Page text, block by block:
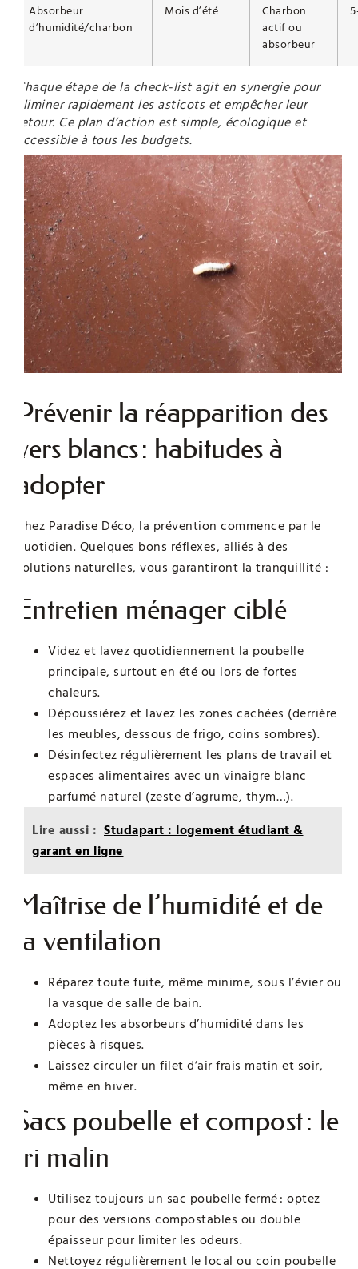
Absorbeur
d’humidité/charbon
Mois d’été
Charbon
actif ou
absorbeur
Chaque étape de la check-list agit en synergie pour
éliminer rapidement les asticots et empêcher leur
retour. Ce plan d’action est simple, écologique et
accessible à tous les budgets.
Prévenir la réapparition des
vers blancs : habitudes à
adopter
Chez Paradise Déco, la prévention commence par le
quotidien. Quelques bons réflexes, alliés à des
solutions naturelles, vous garantiront la tranquillité :
Entretien ménager ciblé
Videz et lavez quotidiennement la poubelle
principale, surtout en été ou lors de fortes
chaleurs.
Dépoussiérez et lavez les zones cachées (derrière
les meubles, dessous de frigo, coins sombres).
Désinfectez régulièrement les plans de travail et
espaces alimentaires avec un vinaigre blanc
parfumé naturel (zeste d’agrume, thym…).
Lire aussi : Studapart : logement étudiant &
garant en ligne
Maîtrise de l’humidité et de
la ventilation
Réparez toute fuite, même minime, sous l’évier ou
la vasque de salle de bain.
Adoptez les absorbeurs d’humidité dans les
pièces à risques.
Laissez circuler un filet d’air frais matin et soir,
même en hiver.
Sacs poubelle et compost : le
tri malin
Utilisez toujours un sac poubelle fermé : optez
pour des versions compostables ou double
épaisseur pour limiter les odeurs.
Nettoyez régulièrement le local ou coin poubelle